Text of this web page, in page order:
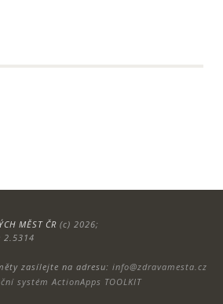
zasílejte na adresu: info@zdravamesta.cz
systém ActionApps TOOLKIT
MĚST ČR (c) 2026;
2.5314